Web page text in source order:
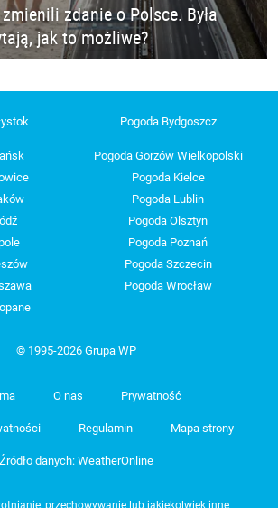
zdanie o Polsce. Była
jak to możliwe?
Pogoda Bydgoszcz
Pogoda Gorzów Wielkopolski
Pogoda Kielce
Pogoda Lublin
Pogoda Olsztyn
Pogoda Poznań
Pogoda Szczecin
Pogoda Wrocław
© 1995-2026 Grupa WP
O nas Prywatność
Regulamin Mapa strony
Źródło danych: WeatherOnline
przechowywanie lub jakiekolwiek inne